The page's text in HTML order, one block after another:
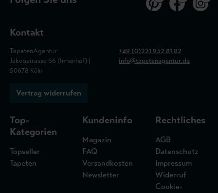
Kontakt
TapetenAgentur
Jakobstrasse 66 (Innenhof) |
50678 Köln
+49 (0)221 932 81 82
info@tapetenagentur.de
Vertrag widerrufen
Top-
Kategorien
Topseller
Tapeten
Kundeninfo
Magazin
FAQ
Versandkosten
Newsletter
Rechtliches
AGB
Datenschutz
Impressum
Widerruf
Cookie-